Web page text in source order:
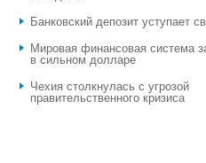
​Банковский депозит уступает
Мировая финансовая система
в сильном долларе
Чехия столкнулась с угрозой
правительственного кризиса